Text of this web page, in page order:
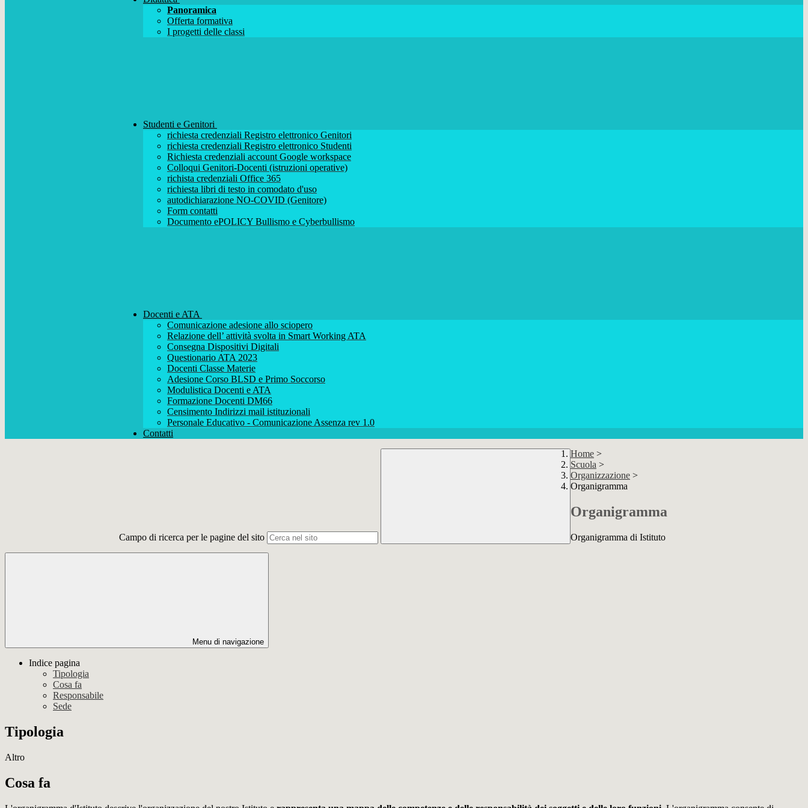
Panoramica
Offerta formativa
I progetti delle classi
Studenti e Genitori
richiesta credenziali Registro elettronico Genitori
richiesta credenziali Registro elettronico Studenti
Richiesta credenziali account Google workspace
Colloqui Genitori-Docenti (istruzioni operative)
richista credenziali Office 365
richiesta libri di testo in comodato d'uso
autodichiarazione NO-COVID (Genitore)
Form contatti
Documento ePOLICY Bullismo e Cyberbullismo
Docenti e ATA
Comunicazione adesione allo sciopero
Relazione dell’ attività svolta in Smart Working ATA
Consegna Dispositivi Digitali
Questionario ATA 2023
Docenti Classe Materie
Adesione Corso BLSD e Primo Soccorso
Modulistica Docenti e ATA
Formazione Docenti DM66
Censimento Indirizzi mail istituzionali
Personale Educativo - Comunicazione Assenza rev 1.0
Contatti
Campo di ricerca per le pagine del sito
Home >
Scuola >
Organizzazione >
Organigramma
Organigramma
Organigramma di Istituto
Menu di navigazione
Indice pagina
Tipologia
Cosa fa
Responsabile
Sede
Tipologia
Altro
Cosa fa